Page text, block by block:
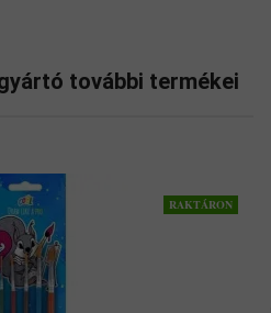
gyártó további termékei
RAKTÁRON